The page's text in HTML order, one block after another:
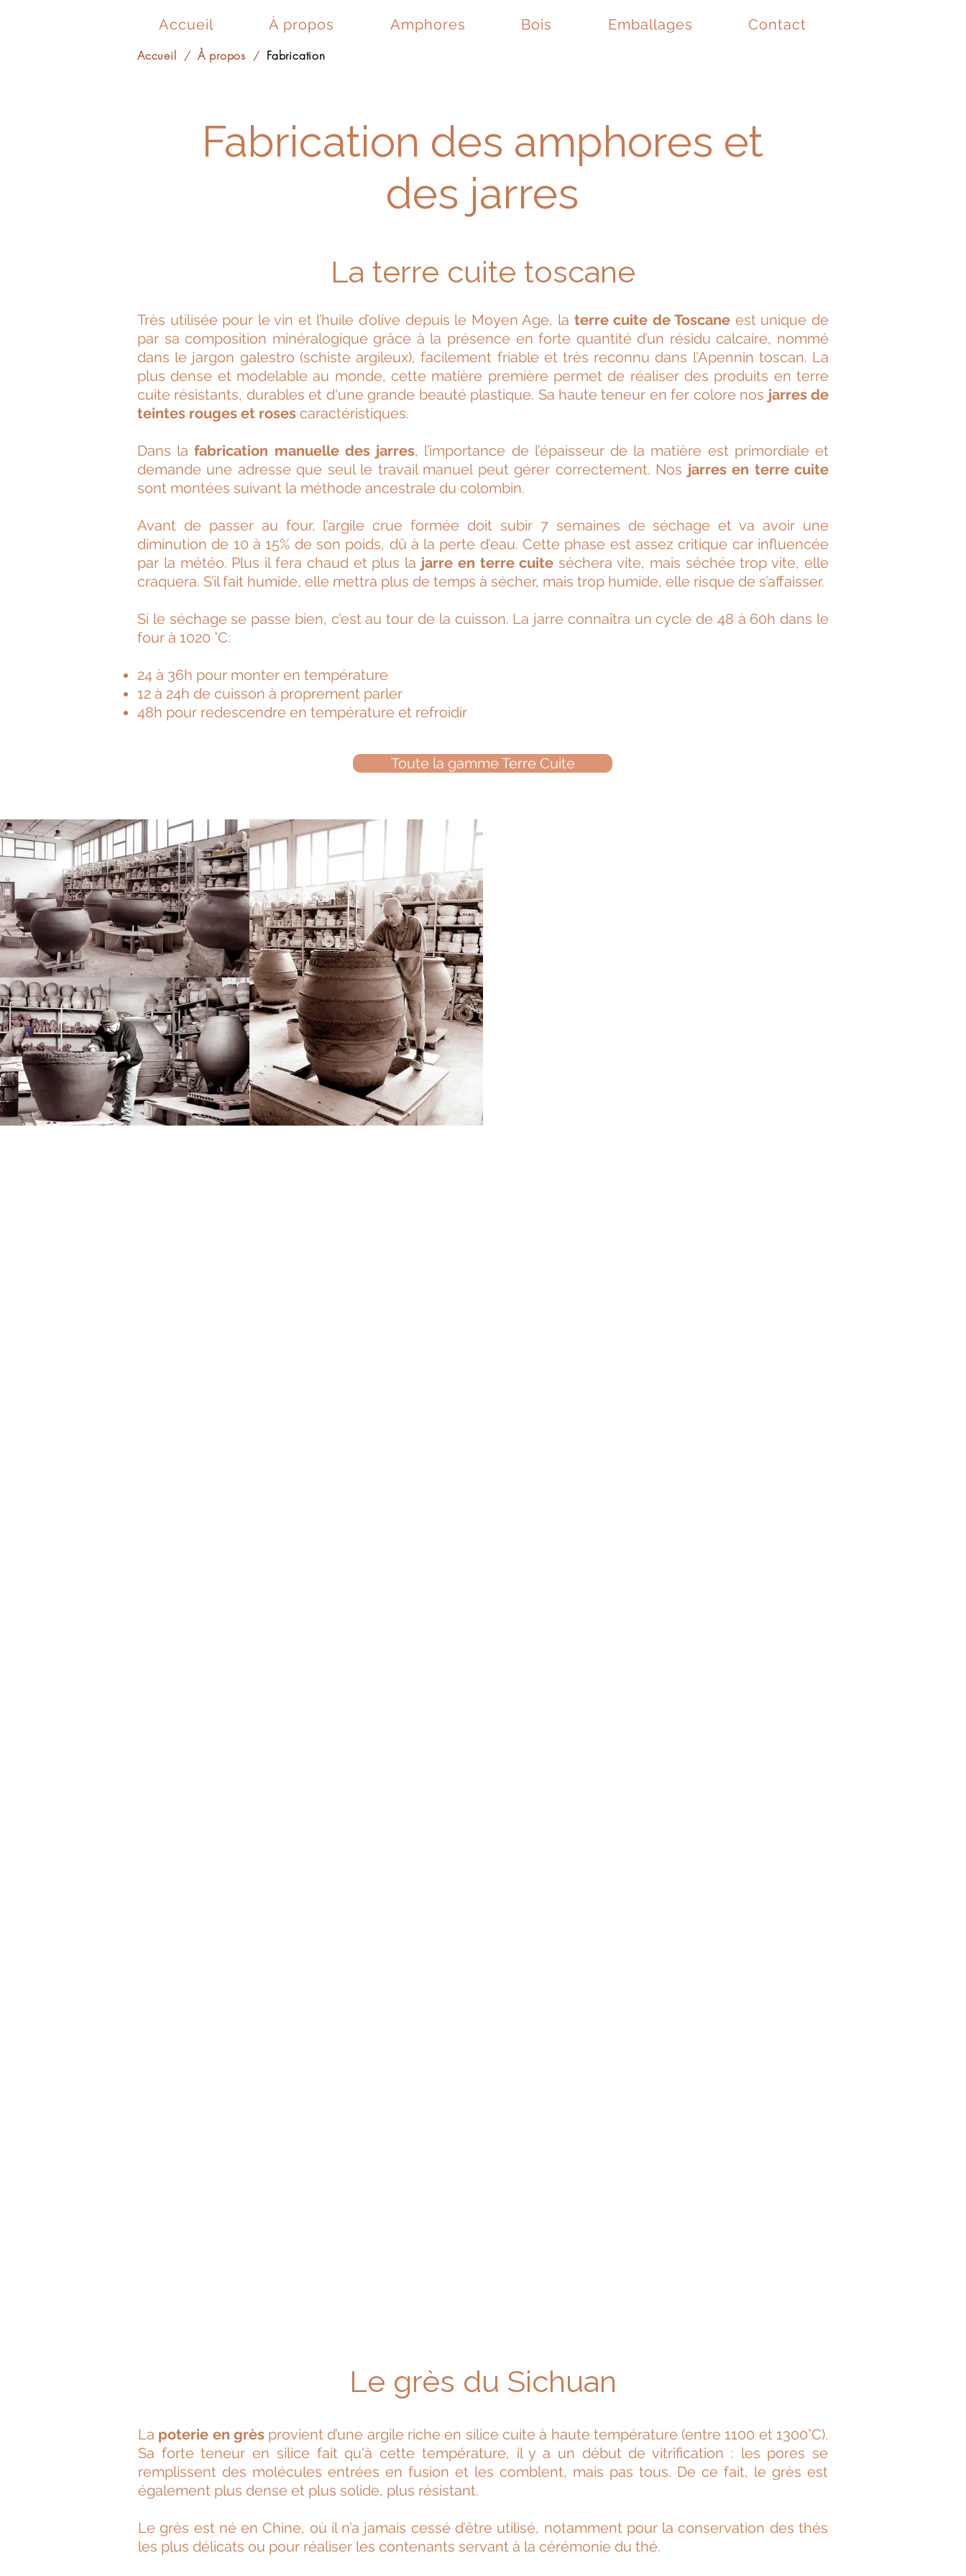
Accueil À propos Amphores Bois Emballages Contact
Accueil / À propos / Fabrication
Fabrication des amphores et
des jarres
La terre cuite toscane
Très utilisée pour le vin et l’huile d’olive depuis le Moyen Age, la terre cuite de Toscane est unique de
par sa composition minéralogique grâce à la présence en forte quantité d’un résidu calcaire, nommé
dans le jargon galestro (schiste argileux), facilement friable et très reconnu dans l’Apennin toscan. La
plus dense et modelable au monde, cette matière première permet de réaliser des produits en terre
cuite résistants, durables et d'une grande beauté plastique. Sa haute teneur en fer colore nos jarres de
teintes rouges et roses caractéristiques.
Dans lafabrication manuelle des jarres, l’importance de l’épaisseur de la matière est primordiale et
demande une adresse que seul le travail manuel peut gérer correctement. Nos jarres en terre cuite
sont montées suivant la méthode ancestrale du colombin.
Avant de passer au four, l’argile crue formée doit subir 7 semaines de séchage et va avoir une
diminution de 10 à 15% de son poids, dû à la perte d’eau. Cette phase est assez critique car influencée
par la météo. Plus il fera chaud et plus la jarre en terre cuiteséchera vite, mais séchée trop vite, elle
craquera. S’il fait humide, elle mettra plus de temps à sécher, mais trop humide, elle risque de s’affaisser.
Si le séchage se passe bien, c’est au tour de la cuisson. La jarre connaîtra un cycle de 48 à 60h dans le
four à 1020 °C:
24 à 36h pour monter en température
12 à 24h de cuisson à proprement parler
48h pour redescendre en température et refroidir​
Toute la gamme Terre Cuite
Le grès du Sichuan
La poterie en grès provient d’une argile riche en silice cuite à haute température (entre 1100 et 1300°C).
Sa forte teneur en silice fait qu'à cette température, il y a un début de vitrification : les pores se
remplissent des molécules entrées en fusion et les comblent, mais pas tous. De ce fait, le grès est
également plus dense et plus solide, plus résistant.
Le grès est né en Chine, où il n’a jamais cessé d’être utilisé, notamment pour la conservation des thés
les plus délicats ou pour réaliser les contenants servant à la cérémonie du thé.